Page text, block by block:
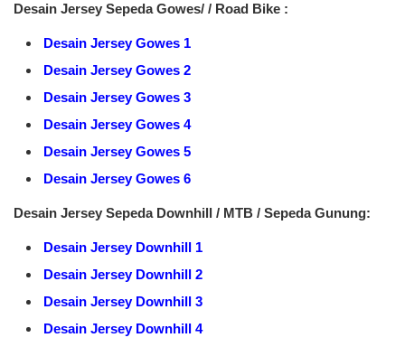
Desain Jersey Sepeda Gowes/ / Road Bike :
Desain Jersey Gowes 1
Desain Jersey Gowes 2
Desain Jersey Gowes 3
Desain Jersey Gowes 4
Desain Jersey Gowes 5
Desain Jersey Gowes 6
Desain Jersey Sepeda Downhill / MTB / Sepeda Gunung:
Desain Jersey Downhill 1
Desain Jersey Downhill 2
Desain Jersey Downhill 3
Desain Jersey Downhill 4